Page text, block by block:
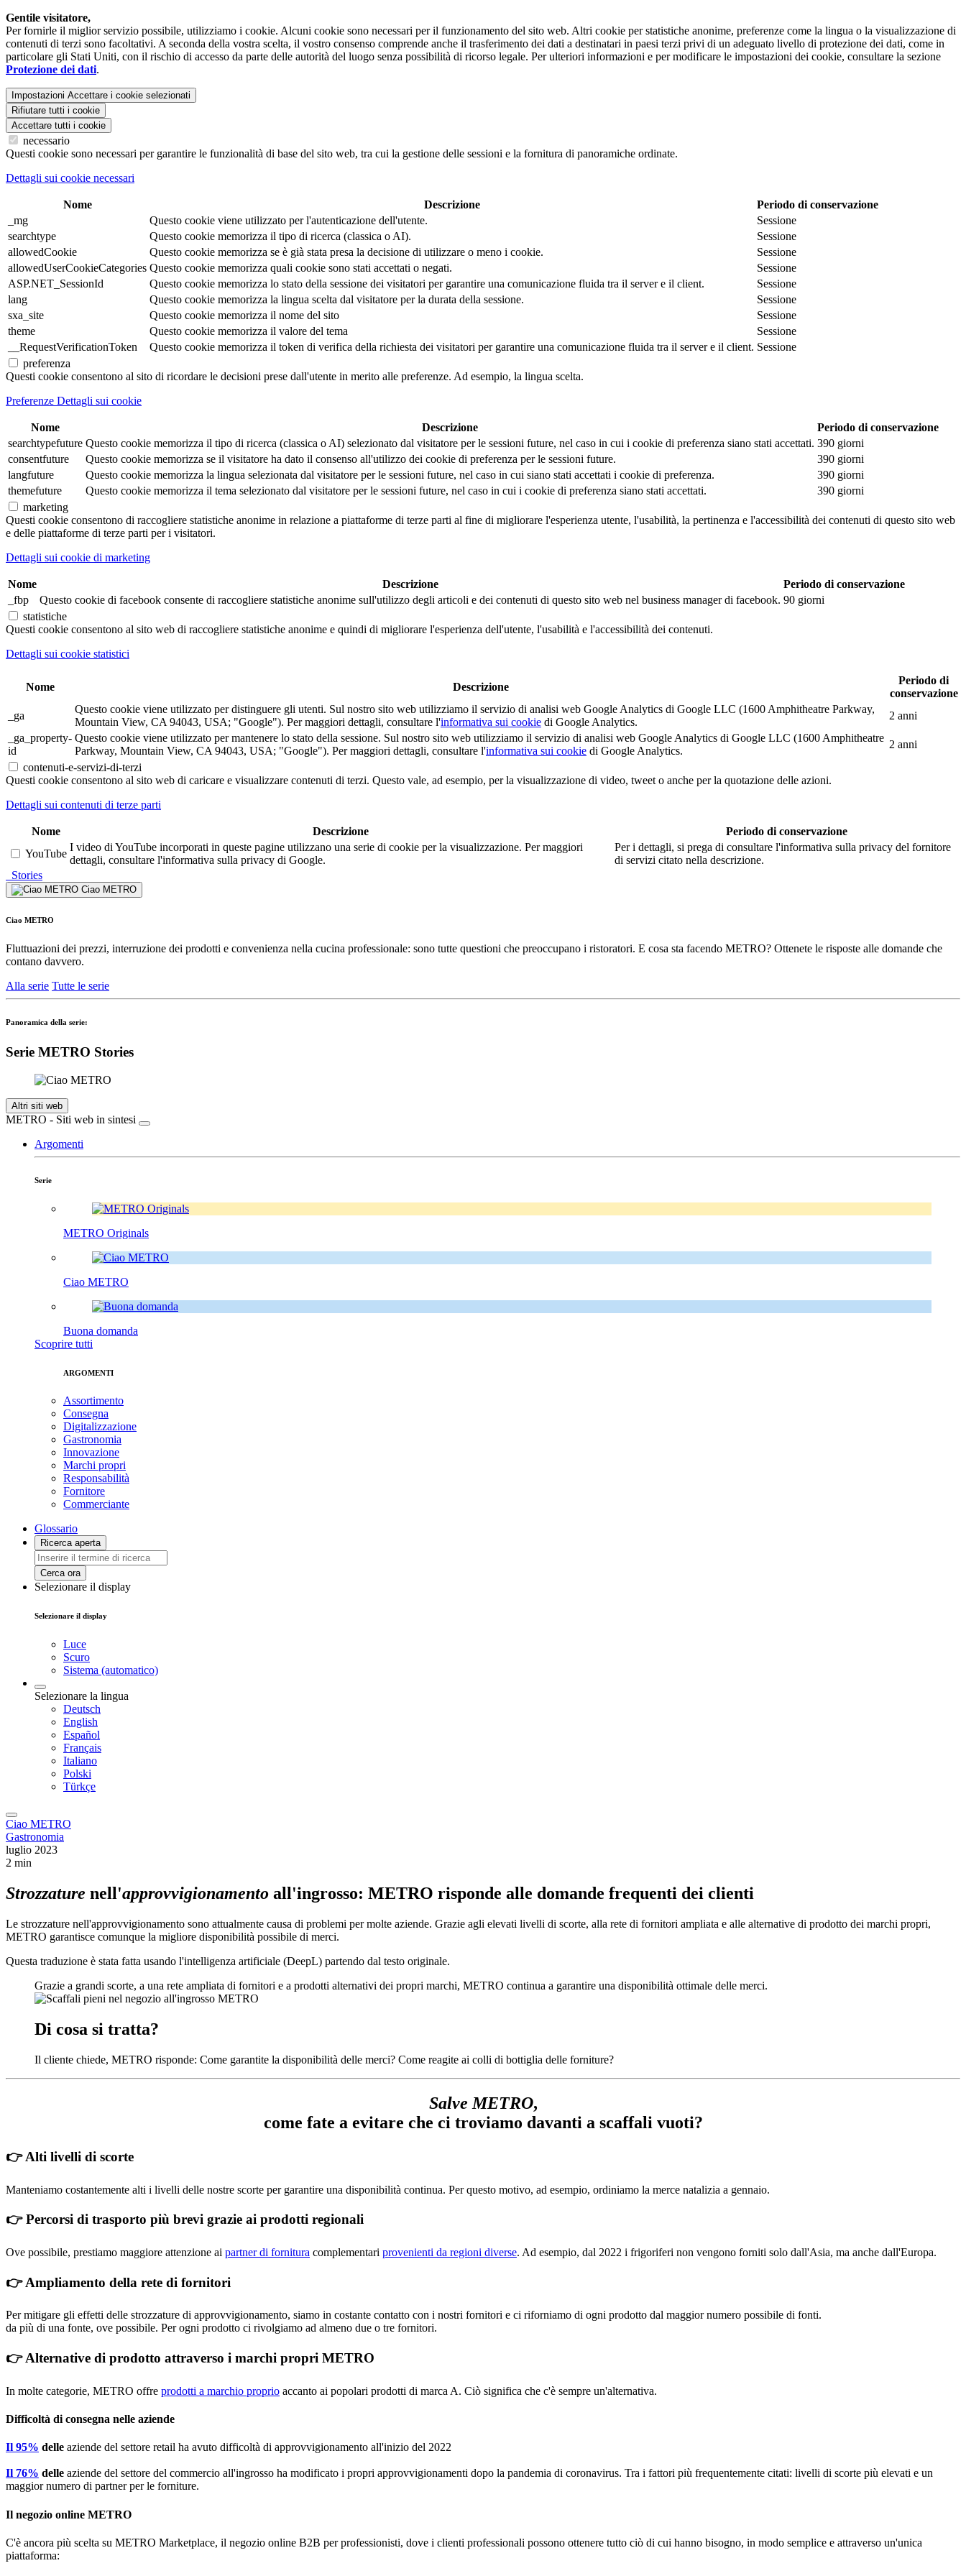
Gentile visitatore,
Per fornirle il miglior servizio possibile, utilizziamo i cookie. Alcuni cookie sono necessari per il funzionamento del sito web. Altri cookie per statistiche anonime, preferenze come la lingua o la visualizzazione di
contenuti di terzi sono facoltativi. A seconda della vostra scelta, il vostro consenso comprende anche il trasferimento dei dati a destinatari in paesi terzi privi di un adeguato livello di protezione dei dati, come in
particolare gli Stati Uniti, con il rischio di accesso da parte delle autorità del luogo senza possibilità di ricorso legale. Per ulteriori informazioni e per modificare le impostazioni dei cookie, consultare la sezione
Protezione dei dati.
Impostazioni Accettare i cookie selezionati
Rifiutare tutti i cookie
Accettare tutti i cookie
necessario
Questi cookie sono necessari per garantire le funzionalità di base del sito web, tra cui la gestione delle sessioni e la fornitura di panoramiche ordinate.
Dettagli sui cookie necessari
Nome Descrizione
Periodo di conservazione
_mg
Questo cookie viene utilizzato per l'autenticazione dell'utente.
Sessione
searchtype
Questo cookie memorizza il tipo di ricerca (classica o AI).
Sessione
allowedCookie
Questo cookie memorizza se è già stata presa la decisione di utilizzare o meno i cookie.
Sessione
allowedUserCookieCategories Questo cookie memorizza quali cookie sono stati accettati o negati.
Sessione
ASP.NET_SessionId
Questo cookie memorizza lo stato della sessione dei visitatori per garantire una comunicazione fluida tra il server e il client.
Sessione
lang
Questo cookie memorizza la lingua scelta dal visitatore per la durata della sessione.
Sessione
sxa_site
Questo cookie memorizza il nome del sito
Sessione
theme
Questo cookie memorizza il valore del tema
Sessione
__RequestVerificationToken
Questo cookie memorizza il token di verifica della richiesta dei visitatori per garantire una comunicazione fluida tra il server e il client. Sessione
preferenza
Questi cookie consentono al sito di ricordare le decisioni prese dall'utente in merito alle preferenze. Ad esempio, la lingua scelta.
Preferenze Dettagli sui cookie
Nome Descrizione
Periodo di conservazione
searchtypefuture Questo cookie memorizza il tipo di ricerca (classica o AI) selezionato dal visitatore per le sessioni future, nel caso in cui i cookie di preferenza siano stati accettati. 390 giorni
consentfuture
Questo cookie memorizza se il visitatore ha dato il consenso all'utilizzo dei cookie di preferenza per le sessioni future.
390 giorni
langfuture
Questo cookie memorizza la lingua selezionata dal visitatore per le sessioni future, nel caso in cui siano stati accettati i cookie di preferenza.
390 giorni
themefuture
Questo cookie memorizza il tema selezionato dal visitatore per le sessioni future, nel caso in cui i cookie di preferenza siano stati accettati.
390 giorni
marketing
Questi cookie consentono di raccogliere statistiche anonime in relazione a piattaforme di terze parti al fine di migliorare l'esperienza utente, l'usabilità, la pertinenza e l'accessibilità dei contenuti di questo sito web
e delle piattaforme di terze parti per i visitatori.
Dettagli sui cookie di marketing
Nome Descrizione
Periodo di conservazione
_fbp
Questo cookie di facebook consente di raccogliere statistiche anonime sull'utilizzo degli articoli e dei contenuti di questo sito web nel business manager di facebook. 90 giorni
statistiche
Questi cookie consentono al sito web di raccogliere statistiche anonime e quindi di migliorare l'esperienza dell'utente, l'usabilità e l'accessibilità dei contenuti.
Dettagli sui cookie statistici
Nome Descrizione
Periodo di
conservazione
_ga
Questo cookie viene utilizzato per distinguere gli utenti. Sul nostro sito web utilizziamo il servizio di analisi web Google Analytics di Google LLC (1600 Amphitheatre Parkway,
Mountain View, CA 94043, USA; "Google"). Per maggiori dettagli, consultare l'informativa sui cookie di Google Analytics.
2 anni
_ga_property-
id
Questo cookie viene utilizzato per mantenere lo stato della sessione. Sul nostro sito web utilizziamo il servizio di analisi web Google Analytics di Google LLC (1600 Amphitheatre
Parkway, Mountain View, CA 94043, USA; "Google"). Per maggiori dettagli, consultare l'informativa sui cookie di Google Analytics.
2 anni
contenuti-e-servizi-di-terzi
Questi cookie consentono al sito web di caricare e visualizzare contenuti di terzi. Questo vale, ad esempio, per la visualizzazione di video, tweet o anche per la quotazione delle azioni.
Dettagli sui contenuti di terze parti
Nome Descrizione
Periodo di conservazione
YouTube
I video di YouTube incorporati in queste pagine utilizzano una serie di cookie per la visualizzazione. Per maggiori
dettagli, consultare l'informativa sulla privacy di Google.
Per i dettagli, si prega di consultare l'informativa sulla privacy del fornitore
di servizi citato nella descrizione.
Stories
Ciao METRO
Ciao METRO
Fluttuazioni dei prezzi, interruzione dei prodotti e convenienza nella cucina professionale: sono tutte questioni che preoccupano i ristoratori. E cosa sta facendo METRO? Ottenete le risposte alle domande che
contano davvero.
Alla serie Tutte le serie
Panoramica della serie:
Serie METRO Stories
Altri siti web
METRO - Siti web in sintesi
Argomenti
Serie
METRO Originals
Ciao METRO
Buona domanda
Scoprire tutti
ARGOMENTI
Assortimento
Consegna
Digitalizzazione
Gastronomia
Innovazione
Marchi propri
Responsabilità
Fornitore
Commerciante
Glossario
Ricerca aperta
Cerca ora
Selezionare il display
Selezionare il display
Luce
Scuro
Sistema (automatico)
Selezionare la lingua
Deutsch
English
Español
Français
Italiano
Polski
Türkçe
Ciao METRO
Gastronomia
luglio 2023
2 min
Strozzature nell'approvvigionamento all'ingrosso: METRO risponde alle domande frequenti dei clienti
Le strozzature nell'approvvigionamento sono attualmente causa di problemi per molte aziende. Grazie agli elevati livelli di scorte, alla rete di fornitori ampliata e alle alternative di prodotto dei marchi propri,
METRO garantisce comunque la migliore disponibilità possibile di merci.
Questa traduzione è stata fatta usando l'intelligenza artificiale (DeepL) partendo dal testo originale.
Grazie a grandi scorte, a una rete ampliata di fornitori e a prodotti alternativi dei propri marchi, METRO continua a garantire una disponibilità ottimale delle merci.
Di cosa si tratta?
Il cliente chiede, METRO risponde: Come garantite la disponibilità delle merci? Come reagite ai colli di bottiglia delle forniture?
Salve METRO,
come fate a evitare che ci troviamo davanti a scaffali vuoti?
👉 Alti livelli di scorte
Manteniamo costantemente alti i livelli delle nostre scorte per garantire una disponibilità continua. Per questo motivo, ad esempio, ordiniamo la merce natalizia a gennaio.
👉 Percorsi di trasporto più brevi grazie ai prodotti regionali
Ove possibile, prestiamo maggiore attenzione ai partner di fornitura complementari provenienti da regioni diverse. Ad esempio, dal 2022 i frigoriferi non vengono forniti solo dall'Asia, ma anche dall'Europa.
👉 Ampliamento della rete di fornitori
Per mitigare gli effetti delle strozzature di approvvigionamento, siamo in costante contatto con i nostri fornitori e ci riforniamo di ogni prodotto dal maggior numero possibile di fonti.
da più di una fonte, ove possibile. Per ogni prodotto ci rivolgiamo ad almeno due o tre fornitori.
👉 Alternative di prodotto attraverso i marchi propri METRO
In molte categorie, METRO offre prodotti a marchio proprio accanto ai popolari prodotti di marca A. Ciò significa che c'è sempre un'alternativa.
Difficoltà di consegna nelle aziende
Il 95% delle aziende del settore retail ha avuto difficoltà di approvvigionamento all'inizio del 2022
Il 76% delle aziende del settore del commercio all'ingrosso ha modificato i propri approvvigionamenti dopo la pandemia di coronavirus. Tra i fattori più frequentemente citati: livelli di scorte più elevati e un
maggior numero di partner per le forniture.
Il negozio online METRO
C'è ancora più scelta su METRO Marketplace, il negozio online B2B per professionisti, dove i clienti professionali possono ottenere tutto ciò di cui hanno bisogno, in modo semplice e attraverso un'unica
piattaforma: